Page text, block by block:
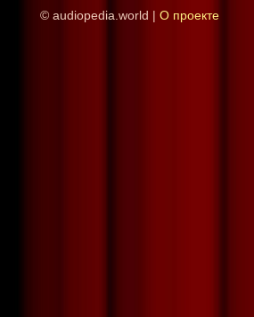
© audiopedia.world | О проекте